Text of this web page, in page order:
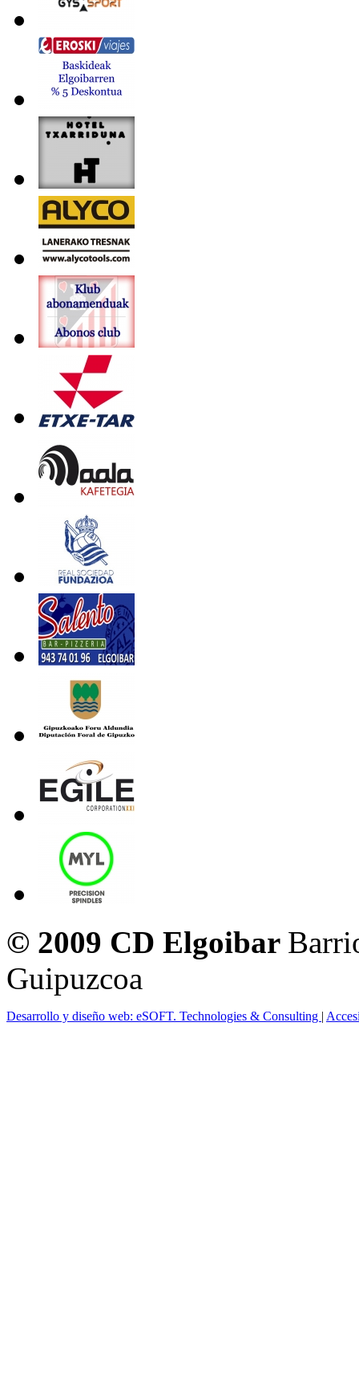
© 2009 CD Elgoibar
Guipuzcoa
Desarrollo y diseño web: eSOFT. Technologies & Consulting |